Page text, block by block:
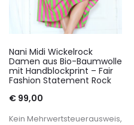
Nani Midi Wickelrock
Damen aus Bio-Baumwolle
mit Handblockprint – Fair
Fashion Statement Rock
€ 99,00
Kein Mehrwertsteuerausweis,